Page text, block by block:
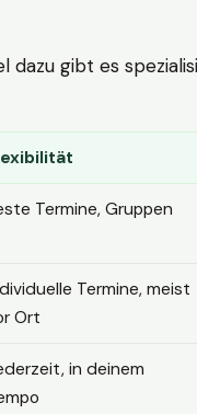
dazu gibt es
Termine, Gruppen
Termine, meist
Ort
in deinem